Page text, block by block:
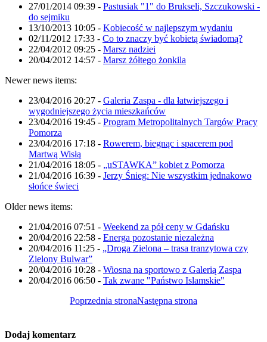
27/01/2014 09:39 - Pastusiak "1" do Brukseli, Szczukowski -
do sejmiku
13/10/2013 10:05 - Kobiecość w najlepszym wydaniu
02/11/2012 17:33 - Co to znaczy być kobietą świadomą?
22/04/2012 09:25 - Marsz nadziei
20/04/2012 14:57 - Marsz żółtego żonkila
Newer news items:
23/04/2016 20:27 - Galeria Zaspa - dla łatwiejszego i
wygodniejszego życia mieszkańców
23/04/2016 19:45 - Program Metropolitalnych Targów Pracy
Pomorza
23/04/2016 17:18 - Rowerem, biegnąc i spacerem pod
Martwą Wisłą
21/04/2016 18:05 - „uSTAWKA” kobiet z Pomorza
21/04/2016 16:39 - Jerzy Śnieg: Nie wszystkim jednakowo
słońce świeci
Older news items:
21/04/2016 07:51 - Weekend za pół ceny w Gdańsku
20/04/2016 22:58 - Energa pozostanie niezależna
20/04/2016 11:25 - „Droga Zielona – trasa tranzytowa czy
Zielony Bulwar”
20/04/2016 10:28 - Wiosna na sportowo z Galerią Zaspa
20/04/2016 06:50 - Tak zwane "Państwo Islamskie"
Poprzednia stronaNastępna strona
Dodaj komentarz